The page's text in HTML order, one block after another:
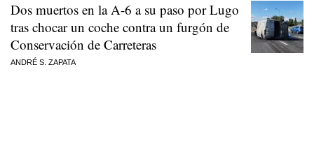
Dos muertos en la A-6 a su paso por Lugo
tras chocar un coche contra un furgón de
Conservación de Carreteras
ANDRÉ S. ZAPATA